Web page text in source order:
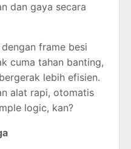
dan gaya secara
frame besi
cuma tahan banting,
lebih efisien.
alat rapi, otomatis
logic, kan?